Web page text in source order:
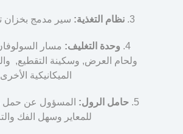
نظام التغذية: سير مدمج بخزان
وحدة التغليف: مسار
ولحام العرض, وسكينة التقطيع,
الميكانيكية
حامل الرول: المسؤول عن حمل
للمعاير وسهل الفك